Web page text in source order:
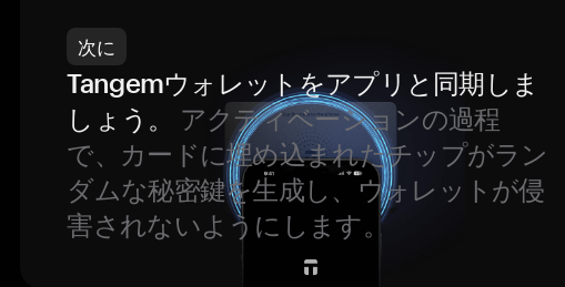
次に
Tangemウォレットをアプリと同期しま
しょう。
アクティベーションの過程
で、カードに埋め込まれたチップがラン
ダムな秘密鍵を生成し、ウォレットが侵
害されないようにします。